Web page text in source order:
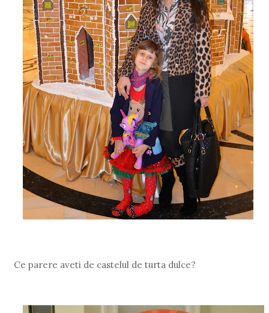
Ce parere aveti de castelul de turta dulce?